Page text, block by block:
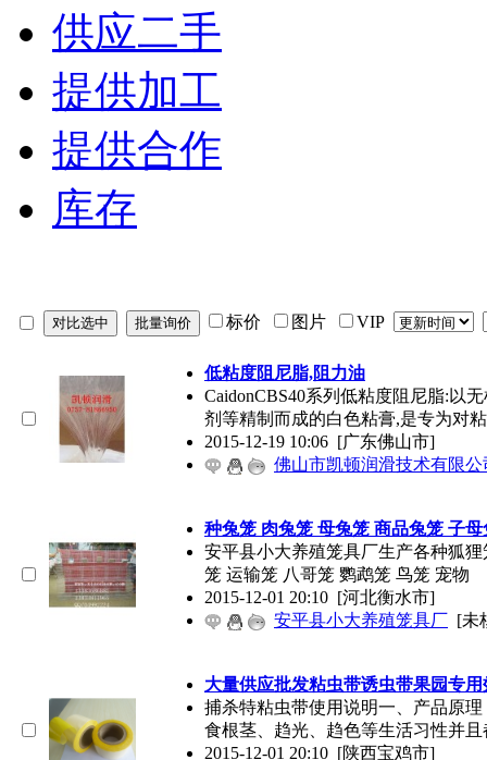
供应二手
提供加工
提供合作
库存
标价 图片 VIP
低粘度阻尼脂,阻力油
CaidonCBS40系列低粘度阻尼脂:以
剂等精制而成的白色粘膏,是专为对
2015-12-19 10:06 [广东佛山市]
佛山市凯顿润滑技术有限公
种兔笼 肉兔笼 母兔笼 商品兔笼 子
安平县小大养殖笼具厂生产各种狐
笼 运输笼 八哥笼 鹦鹉笼 鸟笼 宠物
2015-12-01 20:10 [河北衡水市]
安平县小大养殖笼具厂 [未
大量供应批发粘虫带诱虫带果园专用
捕杀特粘虫带使用说明一、产品原
食根茎、趋光、趋色等生活习性并且
2015-12-01 20:10 [陕西宝鸡市]